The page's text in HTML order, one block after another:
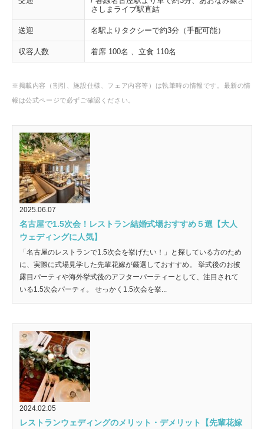
さしまライブ駅直結
送迎 名駅よりタクシーで約3分（手配可能）
収容人数 着席 100名 、立食 110名
※掲載内容（割引、施設仕様、フェア内容等）は執筆時の情報です。最新の情
報は公式ページで必ずご確認ください。
2025.06.07
名古屋で1.5次会！レストラン結婚式場おすすめ５選【大人
ウェディングに人気】
「名古屋のレストランで1.5次会を挙げたい！」と探している方のため
に、実際に式場見学した先輩花嫁が厳選しておすすめ。 挙式後のお披
露目パーティや海外挙式後のアフターパーティーとして、注目されて
いる1.5次会パーティ。 せっかく1.5次会を挙...
2024.02.05
レストランウェディングのメリット・デメリット【先輩花嫁